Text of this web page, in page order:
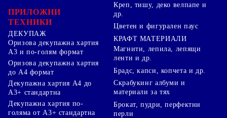
ПРИЛОЖНИ
ТЕХНИКИ
ДЕКУПАЖ
Оризова декупажна хартия
А3 и по-голям формат
Оризова декупажна хартия
до А4 формат
Декупажна хартия А4 до
А3+ стандартна
Декупажна хартия по-
голяма от А3+ стандартна
Креп, тишу, деко велпапе и
др.
Цветен и фигурален паус
КРАФТ МАТЕРИАЛИ
Магнити, лепила, лепящи
ленти и др.
Брадс, капси, копчета и др.
Скрабукинг албуми и
материали за тях
Брокат, пудри, перфектни
перли